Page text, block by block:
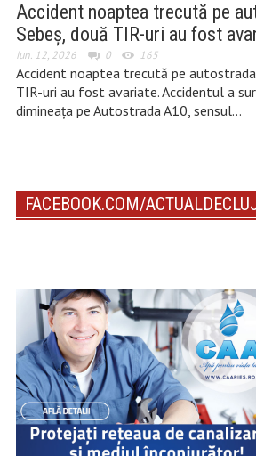
Accident noaptea trecută pe
Sebeș, două TIR-uri au fost
iun. 12, 2026 0 165
Accident noaptea trecută pe autostrada
TIR-uri au fost avariate. Accidentul a
dimineața pe Autostrada A10, sensul…
FACEBOOK.COM/